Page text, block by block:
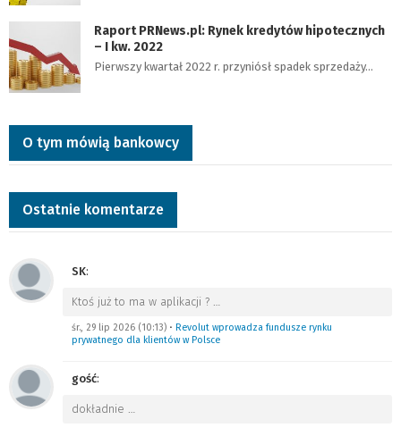
Raport PRNews.pl: Rynek kredytów hipotecznych
– I kw. 2022
Pierwszy kwartał 2022 r. przyniósł spadek sprzedaży…
O tym mówią bankowcy
Ostatnie komentarze
SK:
Ktoś już to ma w aplikacji ? …
śr., 29 lip 2026 (10:13) • Revolut wprowadza fundusze rynku
prywatnego dla klientów w Polsce
gość:
dokładnie …